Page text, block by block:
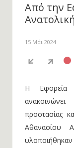
Από την
15 Μάι 2024
Η Εφορεία
προστασίας
Αθανασίου